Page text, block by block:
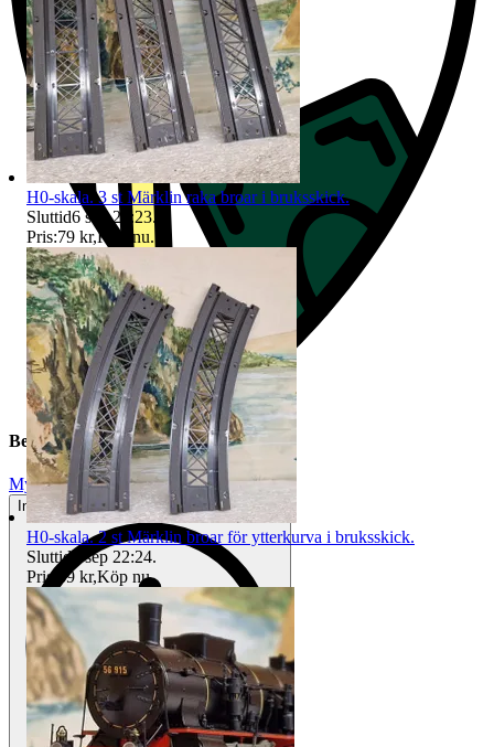
Beskrivning
Mycket gott skick
Inga eller minimala tecken på användning
H0-skala. 3 st Märklin raka broar i bruksskick.
Sluttid6 sep 22:23.
Pris:79 kr,Köp nu.
H0-skala. 2 st Märklin broar för ytterkurva i bruksskick.
Sluttid6 sep 22:24.
Pris:
69 kr,Köp nu.